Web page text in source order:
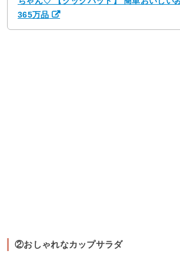
365万品
②おしゃれなカップサラダ